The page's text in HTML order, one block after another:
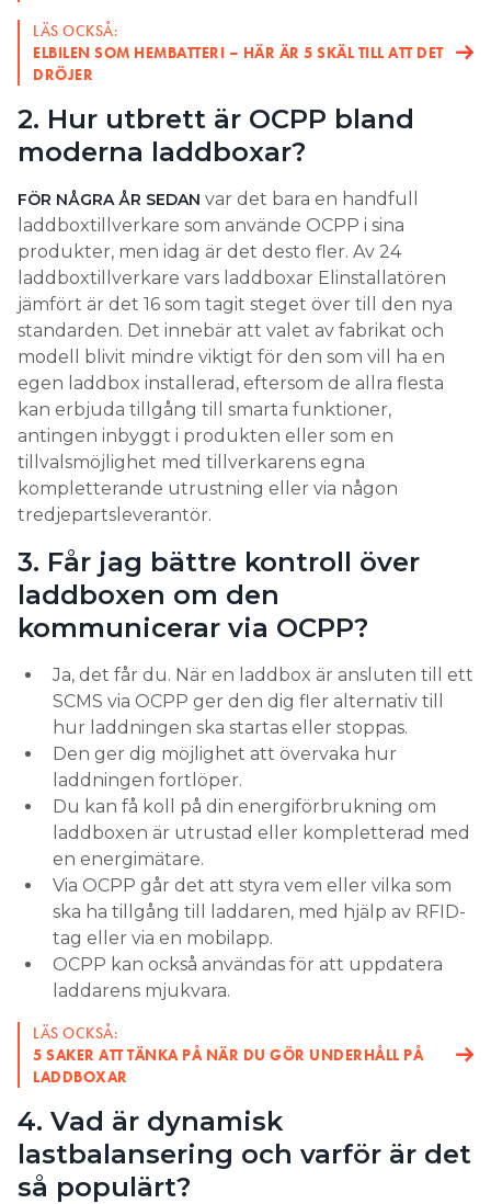
LÄS OCKSÅ:
ELBILEN SOM HEMBATTERI – HÄR ÄR 5 SKÄL TILL ATT DET
DRÖJER
2. Hur utbrett är OCPP bland
moderna laddboxar?
FÖR NÅGRA ÅR SEDAN var det bara en handfull
laddboxtillverkare som använde OCPP i sina
produkter, men idag är det desto fler. Av 24
laddboxtillverkare vars laddboxar Elinstallatören
jämfört är det 16 som tagit steget över till den nya
standarden. Det innebär att valet av fabrikat och
modell blivit mindre viktigt för den som vill ha en
egen laddbox installerad, eftersom de allra flesta
kan erbjuda tillgång till smarta funktioner,
antingen inbyggt i produkten eller som en
tillvalsmöjlighet med tillverkarens egna
kompletterande utrustning eller via någon
tredjepartsleverantör.
3. Får jag bättre kontroll över
laddboxen om den
kommunicerar via OCPP?
Ja, det får du. När en laddbox är ansluten till ett
SCMS via OCPP ger den dig fler alternativ till
hur laddningen ska startas eller stoppas.
Den ger dig möjlighet att övervaka hur
laddningen fortlöper.
Du kan få koll på din energiförbrukning om
laddboxen är utrustad eller kompletterad med
en energimätare.
Via OCPP går det att styra vem eller vilka som
ska ha tillgång till laddaren, med hjälp av RFID-
tag eller via en mobilapp.
OCPP kan också användas för att uppdatera
laddarens mjukvara.
LÄS OCKSÅ:
5 SAKER ATT TÄNKA PÅ NÄR DU GÖR UNDERHÅLL PÅ
LADDBOXAR
4. Vad är dynamisk
lastbalansering och varför är det
så populärt?